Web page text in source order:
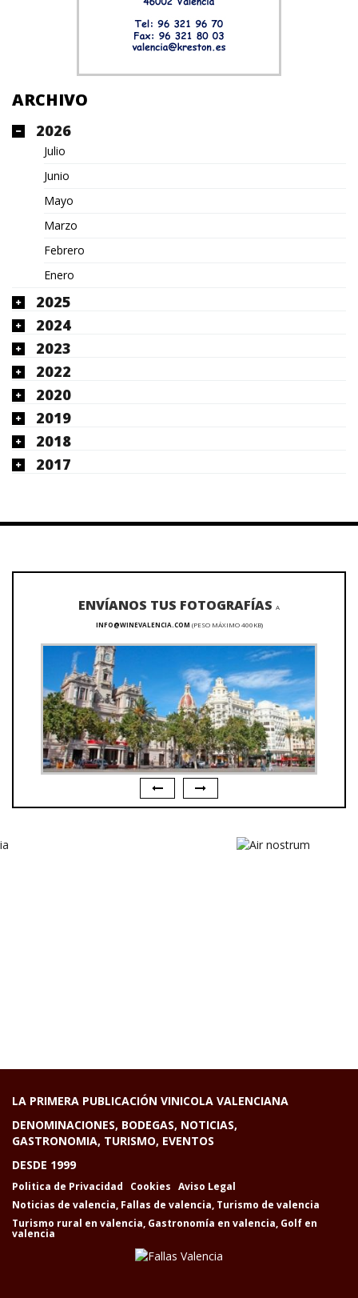
ARCHIVO
2026
Julio
Junio
Mayo
Marzo
Febrero
Enero
2025
2024
2023
2022
2020
2019
2018
2017
ENVÍANOS TUS FOTOGRAFÍAS A
INFO@WINEVALENCIA.COM (PESO MÁXIMO 400KB)
LA PRIMERA PUBLICACIÓN VINICOLA VALENCIANA
DENOMINACIONES, BODEGAS, NOTICIAS,
GASTRONOMIA, TURISMO, EVENTOS
DESDE 1999
Politica de Privacidad Cookies Aviso Legal
Noticias de valencia, Fallas de valencia, Turismo de valencia
Turismo rural en valencia, Gastronomía en valencia, Golf en
valencia